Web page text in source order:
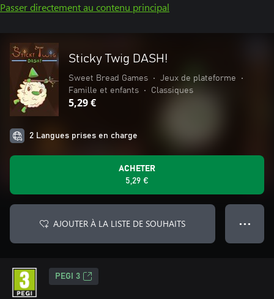
Passer directement au contenu principal
Sticky Twig DASH!
Sweet Bread Games • Jeux de plateforme
•
Famille et enfants
• Classiques
5,29 €
2 Langues prises en charge
ACHETER
5,29 €
AJOUTER À LA LISTE DE SOUHAITS ● ● ●
PEGI 3